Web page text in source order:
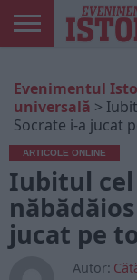
ONLINE
EDIȚII
TIPĂRITE
ISTORIC
PLAY
CONTUL
MEU
Evenimentul
universală >
Socrate i-a jucat
ARTICOLE ONLINE
Iubitul
jucat pe
Autor: